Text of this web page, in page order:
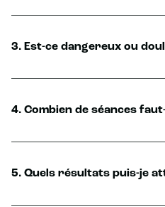
3. Est-ce dangereux ou
4. Combien de séances
5. Quels résultats puis-je